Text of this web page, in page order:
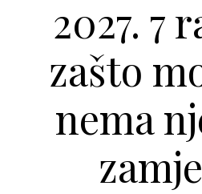
2027. 7
zašto
nema